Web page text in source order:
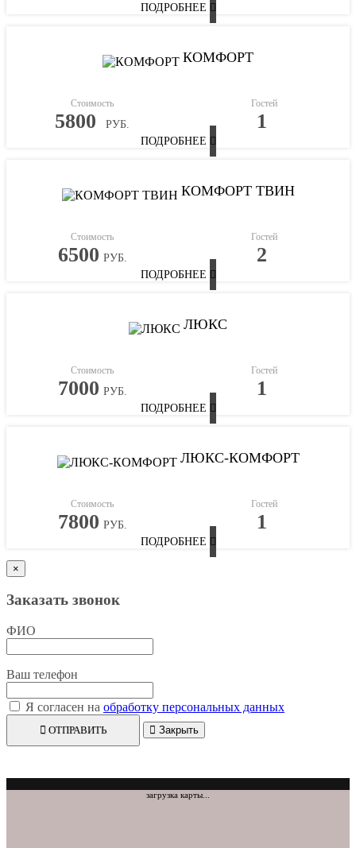
ПОДРОБНЕЕ
КОМФОРТ
Стоимость
5800 РУБ.
Гостей
1
ПОДРОБНЕЕ
КОМФОРТ ТВИН
Стоимость
6500 РУБ.
Гостей
2
ПОДРОБНЕЕ
ЛЮКС
Стоимость
7000 РУБ.
Гостей
1
ПОДРОБНЕЕ
ЛЮКС-КОМФОРТ
Стоимость
7800 РУБ.
Гостей
1
ПОДРОБНЕЕ
×
Заказать звонок
ФИО
Ваш телефон
Я согласен на обработку персональных данных
ОТПРАВИТЬ Закрыть
загрузка карты...